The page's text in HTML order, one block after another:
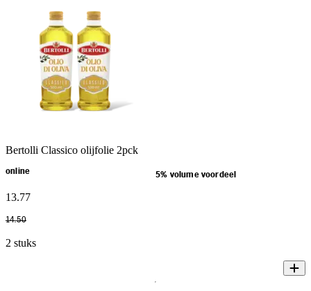
Bertolli Classico olijfolie 2pck
online 5% volume voordeel
13.77
14.50
2 stuks